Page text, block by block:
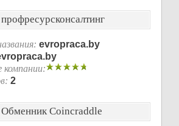
профресурсконсалтинг
evropraca.by
компании:
2
Обменник Coincraddle